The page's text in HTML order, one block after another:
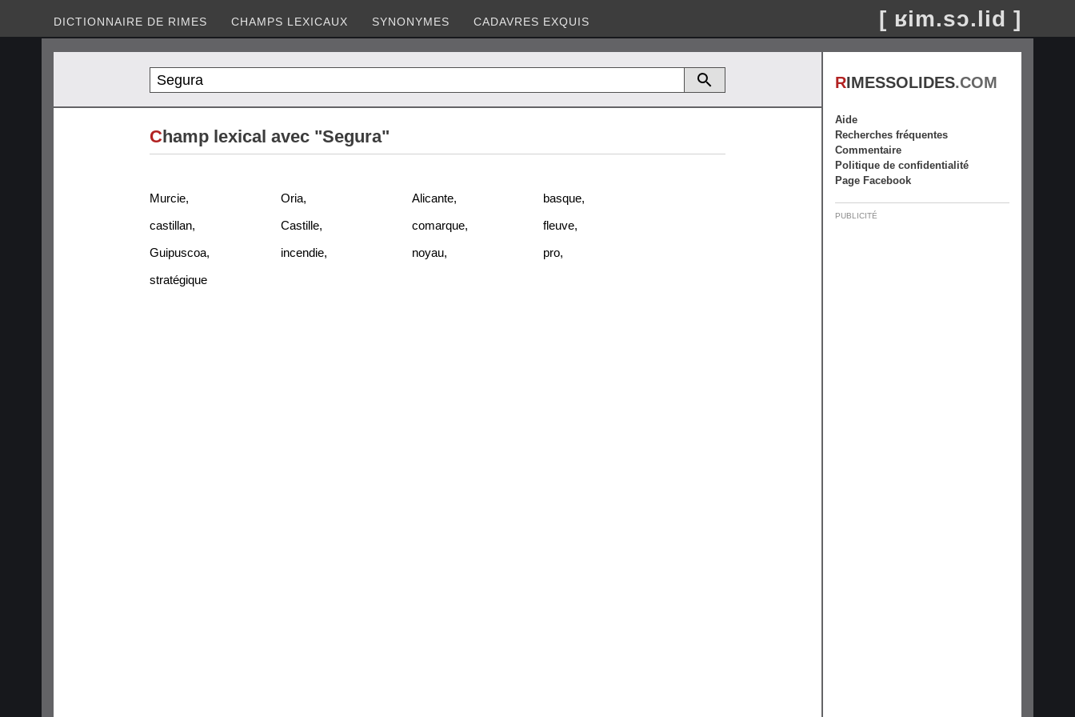
DICTIONNAIRE DE RIMES CHAMPS LEXICAUX SYNONYMES CADAVRES EXQUIS [ ʁim.sɔ.lid ]
Champ lexical avec "Segura"
Murcie, Oria, Alicante, basque,
castillan, Castille, comarque, fleuve,
Guipuscoa, incendie, noyau, pro,
stratégique
RIMESSOLIDES.COM
Aide
Recherches fréquentes
Commentaire
Politique de confidentialité
Page Facebook
PUBLICITÉ